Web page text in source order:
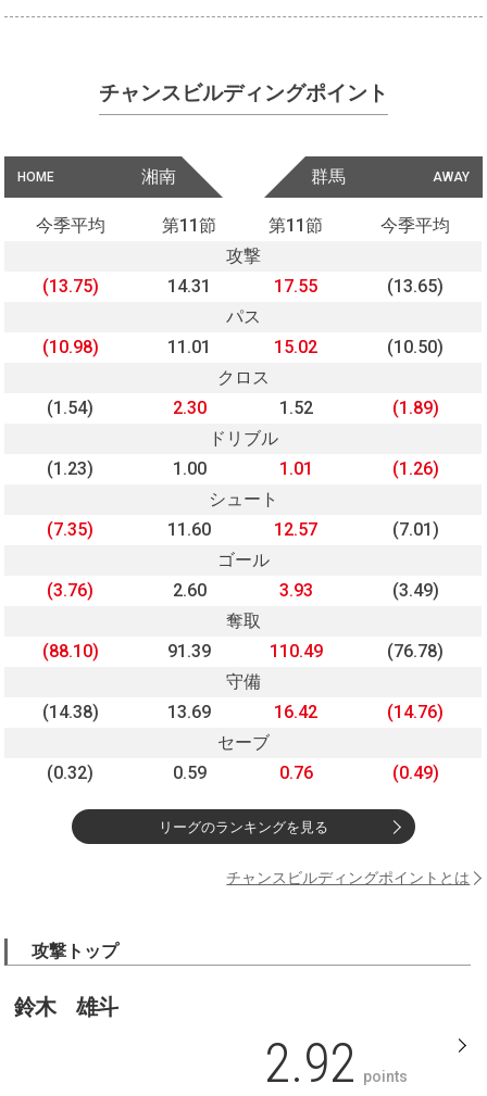
チャンスビルディングポイント
HOME 湘南 AWAY
群馬
今季平均 第11節 第11節
今季平均
攻撃
(13.75)
14.31 17.55
(13.65)
パス
(10.98)
11.01 15.02
(10.50)
クロス
(1.54)
2.30 1.52
(1.89)
ドリブル
(1.23)
1.00 1.01
(1.26)
シュート
(7.35)
11.60 12.57
(7.01)
ゴール
(3.76)
2.60 3.93
(3.49)
奪取
(88.10)
91.39 110.49
(76.78)
守備
(14.38)
13.69 16.42
(14.76)
セーブ
(0.32)
0.59 0.76 (0.49)
リーグのランキングを見る
チャンスビルディングポイントとは
攻撃トップ
鈴木 雄斗
2.92 points